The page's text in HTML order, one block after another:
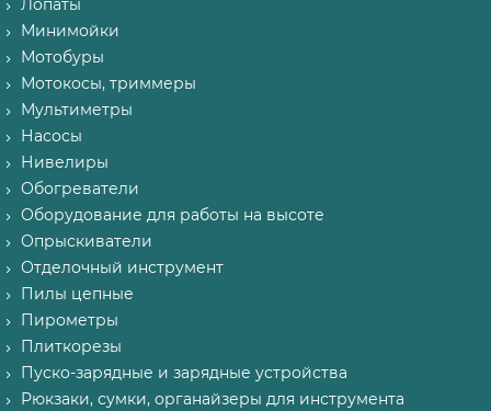
Лопаты
Минимойки
Мотобуры
Мотокосы, триммеры
Мультиметры
Насосы
Нивелиры
Обогреватели
Оборудование для работы на высоте
Опрыскиватели
Отделочный инструмент
Пилы цепные
Пирометры
Плиткорезы
Пуско-зарядные и зарядные устройства
Рюкзаки, сумки, органайзеры для инструмента